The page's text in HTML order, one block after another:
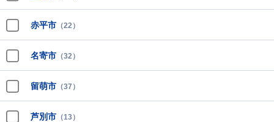
赤平市 （22）
名寄市 （32）
留萌市 （37）
芦別市 （13）